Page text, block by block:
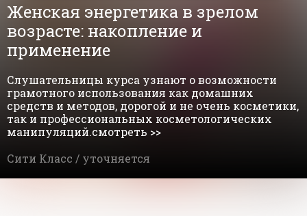
Женская энергетика в зрелом
возрасте: накопление и
применение
Слушательницы курса узнают о возможности
грамотного использования как домашних
средств и методов, дорогой и не очень косметики,
так и профессиональных косметологических
манипуляций.смотреть >>
Сити Класс / уточняется